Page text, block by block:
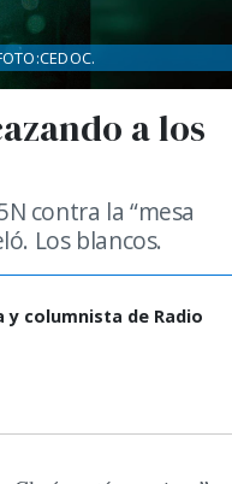
a los
contra la “mesa
Los blancos.
columnista de Radio